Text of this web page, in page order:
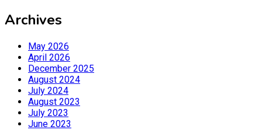
Archives
May 2026
April 2026
December 2025
August 2024
July 2024
August 2023
July 2023
June 2023